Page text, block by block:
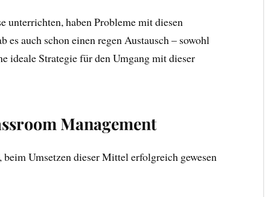
haben Probleme mit diesen
es auch schon einen regen Austausch – sowohl
ideale Strategie für den Umgang mit dieser
Management
Umsetzen dieser Mittel erfolgreich gewesen